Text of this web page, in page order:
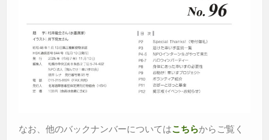
なお、他のバックナンバーについてはこちらからご覧く